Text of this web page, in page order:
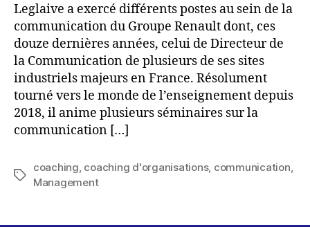
Leglaive a exercé différents postes au sein de la
communication du Groupe Renault dont, ces
douze dernières années, celui de Directeur de
la Communication de plusieurs de ses sites
industriels majeurs en France. Résolument
tourné vers le monde de l’enseignement depuis
2018, il anime plusieurs séminaires sur la
communication […]
Étiquettes
coaching, coaching d'organisations, communication,
Management